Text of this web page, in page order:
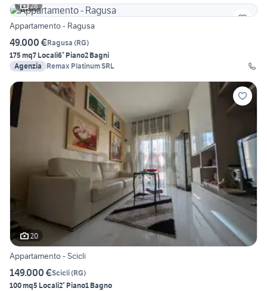
28
Appartamento - Ragusa
49.000 €Ragusa (RG)
175 mq7 Locali6° Piano2 Bagni
Agenzia
Remax Platinum SRL
20
Appartamento - Scicli
149.000 €Scicli(RG)
100 mq5 Locali2° Piano1 Bagno